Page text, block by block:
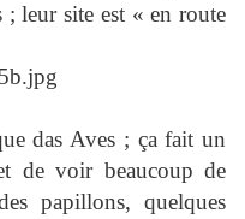
; leur site est « en route
das Aves ; ça fait un
de voir beaucoup de
papillons, quelques